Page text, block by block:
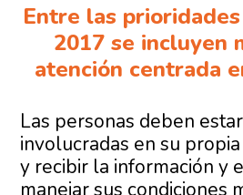
Entre las
2017 se incluyen
atención centrada
Las personas deben
involucradas en su
y recibir la información y
manejar sus condiciones